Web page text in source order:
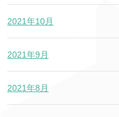
2021年10月
2021年9月
2021年8月